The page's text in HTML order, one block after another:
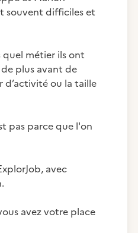
souvent difficiles et
quel métier ils ont
plus avant de
d’activité ou la taille
pas parce que l'on
avec
avez votre place